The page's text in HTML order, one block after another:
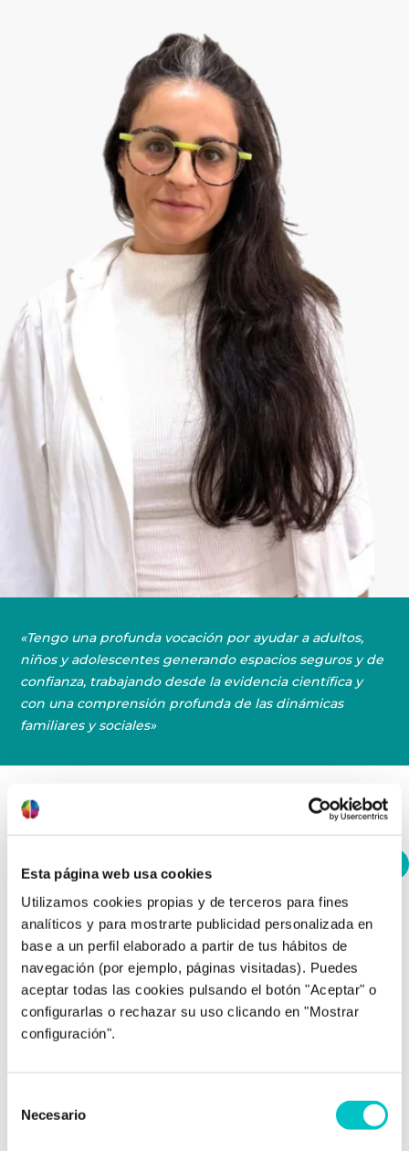
Esta página web usa cookies
Utilizamos cookies propias y de terceros para fines
analíticos y para mostrarte publicidad personalizada en
base a un perfil elaborado a partir de tus hábitos de
navegación (por ejemplo, páginas visitadas). Puedes
aceptar todas las cookies pulsando el botón "Aceptar" o
configurarlas o rechazar su uso clicando en "Mostrar
configuración".
Necesario
«Tengo una profunda vocación por ayudar a adultos,
niños y adolescentes generando espacios seguros y de
confianza, trabajando desde la evidencia científica y
con una comprensión profunda de las dinámicas
familiares y sociales»
Pilar Aguilera
Psicóloga sanitaria adultos e infanto-juvenil.
Sesiones:
Presencial
Online
Colegiada n.º AO13185
Especialista en intervención en procesos de duelo y
pérdidas, clínica infantojuvenil, dependencia emocional,
trastornos del estado de ánimo y de ansiedad.
Intervención en situaciones de riesgo de autoagresión y